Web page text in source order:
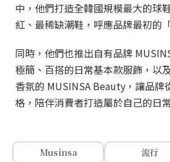
中，他們打造全韓國規模最大的球
紅、最稀缺潮鞋，呼應品牌最初的
同時，他們也推出自有品牌
極簡、百搭的日常基本款服飾，以
香氛的 MUSINSA Beauty，讓品牌
格，陪伴消費者打造屬於自己的日
Musinsa
流行